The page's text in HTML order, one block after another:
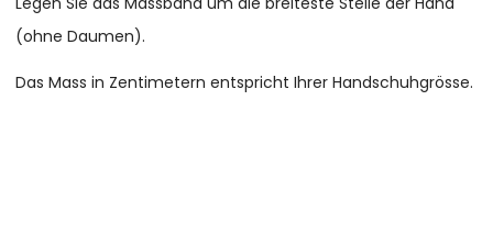
(ohne Daumen).
Das Mass in Zentimetern entspricht Ihrer Handschuhgrösse.